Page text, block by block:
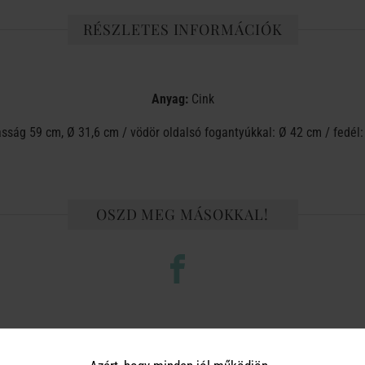
RÉSZLETES INFORMÁCIÓK
Anyag:Cink
59 cm, Ø 31,6 cm / vödör oldalsó fogantyúkkal: Ø 42 cm /
OSZD MEG MÁSOKKAL!